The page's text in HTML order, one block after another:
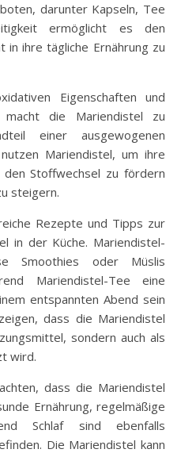
darunter Kapseln, Tee
ermöglicht es den
in ihre tägliche Ernährung zu
Eigenschaften und
macht die Mariendistel zu
einer ausgewogenen
Mariendistel, um ihre
Stoffwechsel zu fördern
steigern.
Rezepte und Tipps zur
in der Küche. Mariendistel-
Smoothies oder Müslis
Mariendistel-Tee eine
entspannten Abend sein
dass die Mariendistel
sondern auch als
wird.
dass die Mariendistel
Ernährung, regelmäßige
Schlaf sind ebenfalls
Die Mariendistel kann